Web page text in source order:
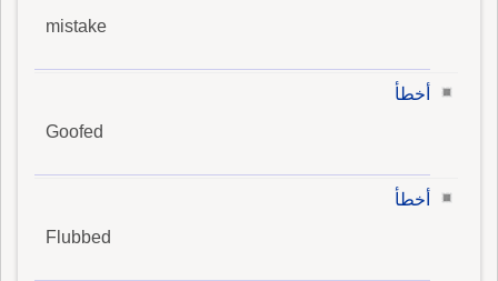
mistake
أخطأ
Goofed
أخطأ
Flubbed